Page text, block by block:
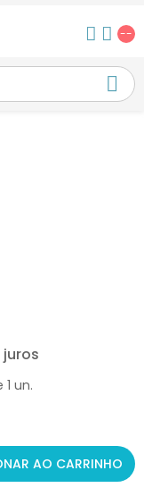
--
un.
AO CARRINHO